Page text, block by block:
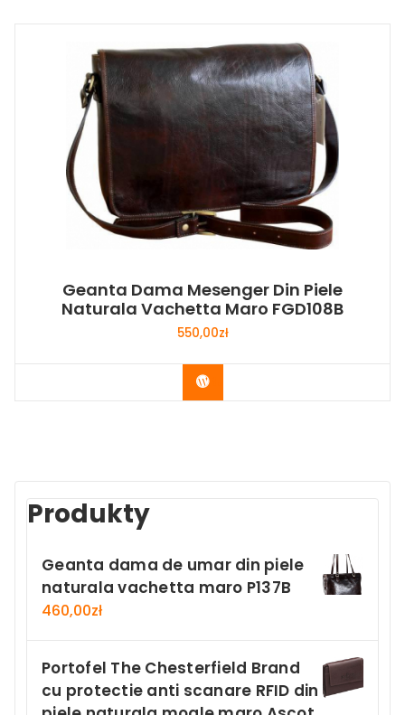
Geanta Dama Mesenger Din Piele
Naturala Vachetta Maro FGD108B
550,00zł
Buy Now
Produkty
Geanta dama de umar din piele
naturala vachetta maro P137B
460,00zł
Portofel The Chesterfield Brand
cu protectie anti scanare RFID din